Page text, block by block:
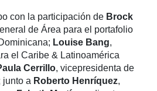
con la participación de Brock
de Área para el portafolio
Louise Bang,
el Caribe & Latinoamérica
Cerrillo, vicepresidenta de
junto a Roberto Henríquez,